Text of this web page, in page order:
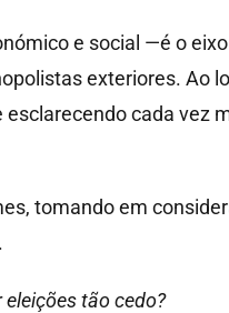
e social —é o
exteriores. Ao
cada vez
tomando em
tão cedo?